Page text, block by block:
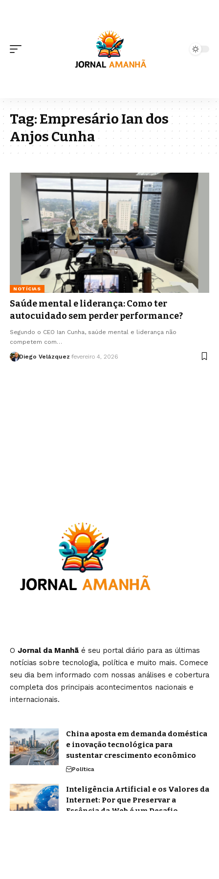
Tag:Empresário Ian dos
Anjos Cunha
NOTÍCIAS
Saúde mental e liderança: Como ter
autocuidado sem perder performance?
Segundo o CEO Ian Cunha, saúde mental e liderança não
competem com…
Diego Velázquez fevereiro 4, 2026
O Jornal da Manhã é seu portal diário para as últimas
notícias sobre tecnologia, política e muito mais. Comece
seu dia bem informado com nossas análises e cobertura
completa dos principais acontecimentos nacionais e
internacionais.
China aposta em demanda doméstica
e inovação tecnológica para
sustentar crescimento econômico
Política
Inteligência Artificial e os Valores da
Internet: Por que Preservar a
Essência da Web é um Desafio